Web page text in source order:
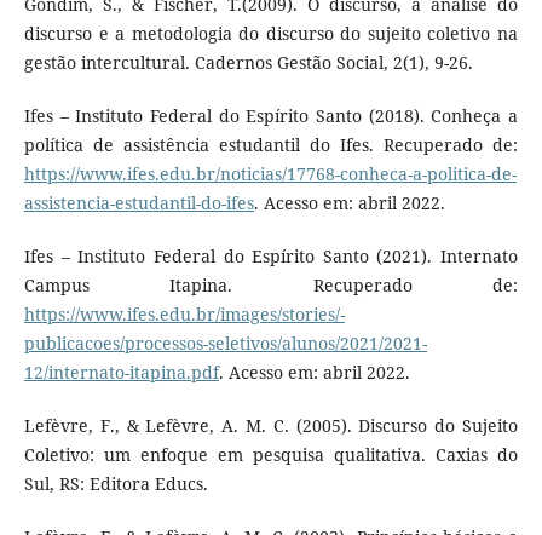
discurso e a metodologia do discurso do sujeito coletivo na
gestão intercultural. Cadernos Gestão Social, 2(1), 9-26.
Ifes – Instituto Federal do Espírito Santo (2018). Conheça a
política de assistência estudantil do Ifes. Recuperado de:
https://www.ifes.edu.br/noticias/17768-conheca-a-politica-de-
assistencia-estudantil-do-ifes. Acesso em: abril 2022.
Ifes – Instituto Federal do Espírito Santo (2021). Internato
Campus Itapina. Recuperado de:
https://www.ifes.edu.br/images/stories/-
publicacoes/processos-seletivos/alunos/2021/2021-
12/internato-itapina.pdf. Acesso em: abril 2022.
Lefèvre, F., & Lefèvre, A. M. C. (2005). Discurso do Sujeito
Coletivo: um enfoque em pesquisa qualitativa. Caxias do
Sul, RS: Editora Educs.